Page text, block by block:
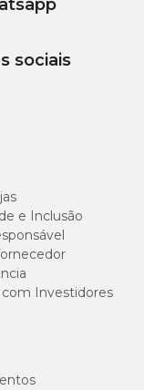
e Inclusão
com Investidores
sociais